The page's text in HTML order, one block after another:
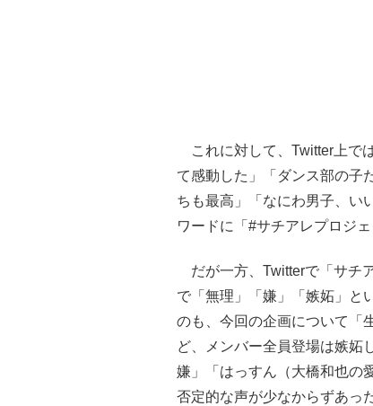
これに対して、Twitter上で
て感動した」「ダンス部の子
ちも最高」「なにわ男子、い
ワードに「#サチアレプロジ
だが一方、Twitterで「サチ
で「無理」「嫌」「嫉妬」と
のも、今回の企画について「
ど、メンバー全員登場は嫉妬
嫌」「はっすん（大橋和也の
否定的な声が少なからずあっ